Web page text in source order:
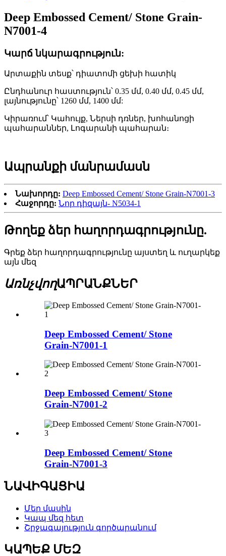
Deep Embossed Cement/ Stone Grain-
N7001-4
Կարճ նկարագրություն:
Արտաքին տեսք՝ դիատոմի ցեխի հատիկ
Ընդհանուր հաստություն՝ 0.35 մմ, 0.40 մմ, 0.45 մմ,
լայնությունը՝ 1260 մմ, 1400 մմ:
Կիրառում՝ Կահույք, Ներսի դռներ, խոհանոցի
պահարաններ, Լոգարանի պահարան։
Ապրանքի մանրամասն
Նախորդը: Deep Embossed Cement/ Stone Grain-N7001-3
Հաջորդը: Նոր դիզայն- N5034-1
Թողեք ձեր հաղորդագրությունը.
Գրեք ձեր հաղորդագրությունը այստեղ և ուղարկեք
այն մեզ
ԱռնչվողԱՊՐԱՆՔՆԵՐ
Deep Embossed Cement/ Stone
Grain-N7001-1
Deep Embossed Cement/ Stone
Grain-N7001-2
Deep Embossed Cement/ Stone
Grain-N7001-3
ՆԱՎԻԳԱՑԻԱ
Մեր մասին
Կապ մեզ հետ
Շրջագայություն գործարանում
ԿԱՊԵՔ ՄԵԶ